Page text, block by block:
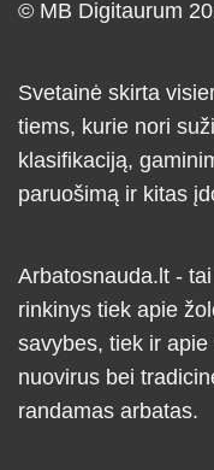
© MB Digitaurum
Svetainė skirta
tiems, kurie nori
klasifikaciją,
paruošimą ir kitas
Arbatosnauda.lt -
rinkinys tiek apie
savybes, tiek ir
nuovirus bei
randamas arbatas.